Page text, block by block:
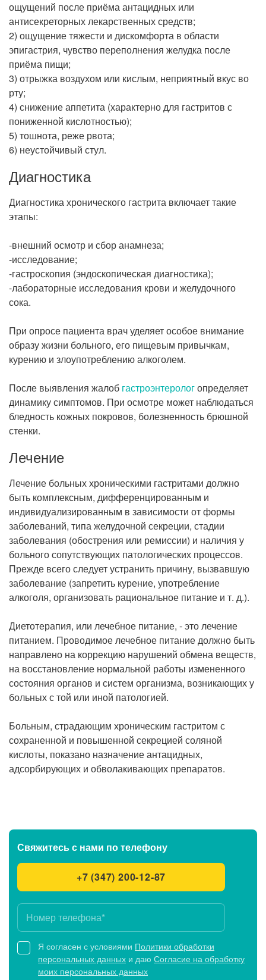
ощущений после приёма антацидных или
антисекреторных лекарственных средств;
2) ощущение тяжести и дискомфорта в области
эпигастрия, чувство переполнения желудка после
приёма пищи;
3) отрыжка воздухом или кислым, неприятный вкус во
рту;
4) снижение аппетита (характерно для гастритов с
пониженной кислотностью);
5) тошнота, реже рвота;
6) неустойчивый стул.
Диагностика
Диагностика хронического гастрита включает такие
этапы:
-внешний осмотр и сбор анамнеза;
-исследование;
-гастроскопия (эндоскопическая диагностика);
-лабораторные исследования крови и желудочного
сока.
При опросе пациента врач уделяет особое внимание
образу жизни больного, его пищевым привычкам,
курению и злоупотреблению алкоголем.
После выявления жалоб гастроэнтерологопределяет
динамику симптомов. При осмотре может наблюдаться
бледность кожных покровов, болезненность брюшной
стенки.
Лечение
Лечение больных хроническими гастритами должно
быть комплексным, дифференцированным и
индивидуализированным в зависимости от формы
заболеваний, типа желудочной секреции, стадии
заболевания (обострения или ремиссии) и наличия у
больного сопутствующих патологических процессов.
Прежде всего следует устранить причину, вызвавшую
заболевание (запретить курение, употребление
алкоголя, организовать рациональное питание и т. д.).
Диетотерапия, или лечебное питание, - это лечение
питанием. Проводимое лечебное питание должно быть
направлено на коррекцию нарушений обмена веществ,
на восстановление нормальной работы измененного
состояния органов и систем организма, возникающих у
больных с той или иной патологией.
Больным, страдающим хроническим гастритом с
сохраненной и повышенной секрецией соляной
кислоты, показано назначение антацидных,
адсорбирующих и обволакивающих препаратов.
Свяжитесь с нами по телефону
+7 (347) 200-12-87
Я согласен с условиями Политики обработки
персональных данных и даю Согласие на обработку
моих персональных данных